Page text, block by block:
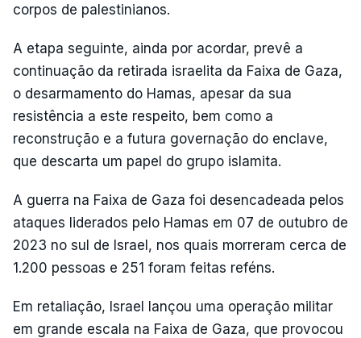
corpos de palestinianos.
A etapa seguinte, ainda por acordar, prevê a
continuação da retirada israelita da Faixa de Gaza,
o desarmamento do Hamas, apesar da sua
resistência a este respeito, bem como a
reconstrução e a futura governação do enclave,
que descarta um papel do grupo islamita.
A guerra na Faixa de Gaza foi desencadeada pelos
ataques liderados pelo Hamas em 07 de outubro de
2023 no sul de Israel, nos quais morreram cerca de
1.200 pessoas e 251 foram feitas reféns.
Em retaliação, Israel lançou uma operação militar
em grande escala na Faixa de Gaza, que provocou